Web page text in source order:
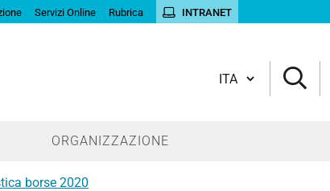
Servizi Online Rubrica INTRANET
Cambia lingua
ORGANIZZAZIONE
borse 2020